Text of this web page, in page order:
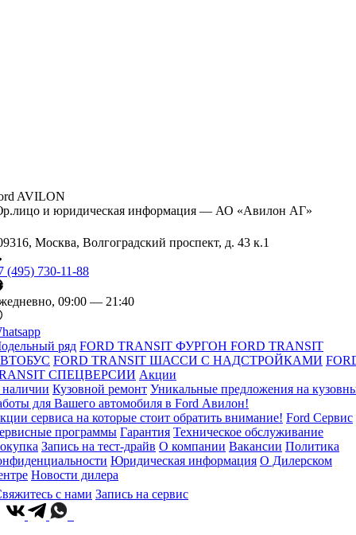
AVILON
и юридическая информация — АО «Авилон АГ»
Москва, Волгоградский проспект, д. 43 к.1
(495) 730-11-88
09:00 — 21:40
ряд FORD TRANSIT ФУРГОН FORD TRANSIT
FORD TRANSIT ШАССИ С НАДСТРОЙКАМИ
СПЕЦВЕРСИИ Акции
Кузовной ремонт Уникальные предложения на
для Вашего автомобиля в Ford Авилон!
сервиса на которые стоит обратить внимание! Ford Сервис
программы Гарантия Техническое обслуживание
Запись на тест-драйв О компании Вакансии Политика
Юридическая информация О Дилерском
Новости дилера
с нами Запись на сервис